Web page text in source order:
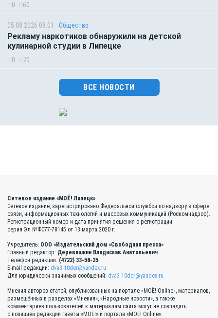
0 60
05.08.2026 08:01 Общество
Рекламу наркотиков обнаружили на детской
кулинарной студии в Липецке
0 70
ВСЕ НОВОСТИ
Сетевое издание «МОЁ! Липецк»
Сетевое издание, зарегистрировано Федеральной службой по надзору в сфере
связи, информационных технологий и массовых коммуникаций (Роскомнадзор).
Регистрационный номер и дата принятия решения о регистрации:
серия Эл №ФС77-78145 от 13 марта 2020 г.
Учредитель: ООО «Издательский дом «Свободная пресса»
Главный редактор: Деревяшкин Владислав Анатольевич
Телефон редакции: (4722) 33-58-25
E-mail редакции: dva3-10der@yandex.ru
Для юридически значимых сообщений: dva3-10der@yandex.ru
Мнения авторов статей, опубликованных на портале «МОЁ! Online», материалов,
размещённых в разделах «Мнения», «Народные новости», а также
комментариев пользователей к материалам сайта могут не совпадать
с позицией редакции газеты «МОЁ!» и портала «МОЁ! Online».